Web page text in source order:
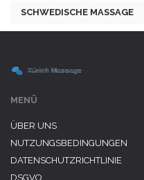
SCHWEDISCHE MASSAGE
MENÜ
ÜBER UNS
NUTZUNGSBEDINGUNGEN
DATENSCHUTZRICHTLINIE
DSGVO